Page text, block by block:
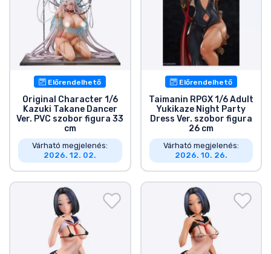
Előrendelhető
Original Character 1/6
Kazuki Takane Dancer
Ver. PVC szobor figura 33
cm
Várható megjelenés:
2026. 12. 02.
Előrendelhető
Taimanin RPGX 1/6 Adult
Yukikaze Night Party
Dress Ver. szobor figura
26 cm
Várható megjelenés:
2026. 10. 26.